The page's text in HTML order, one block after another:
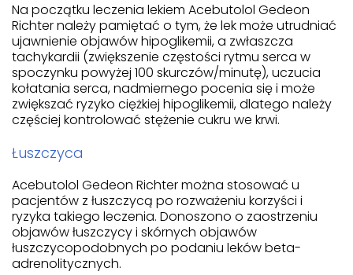
Na początku leczenia lekiem Acebutolol Gedeon
Richter należy pamiętać o tym, że lek może utrudniać
ujawnienie objawów hipoglikemii, a zwłaszcza
tachykardii (zwiększenie częstości rytmu serca w
spoczynku powyżej 100 skurczów/minutę), uczucia
kołatania serca, nadmiernego pocenia się i może
zwiększać ryzyko ciężkiej hipoglikemii, dlatego należy
częściej kontrolować stężenie cukru we krwi.
Łuszczyca
Acebutolol Gedeon Richter można stosować u
pacjentów z łuszczycą po rozważeniu korzyści i
ryzyka takiego leczenia. Donoszono o zaostrzeniu
objawów łuszczycy i skórnych objawów
łuszczycopodobnych po podaniu leków beta-
adrenolitycznych.